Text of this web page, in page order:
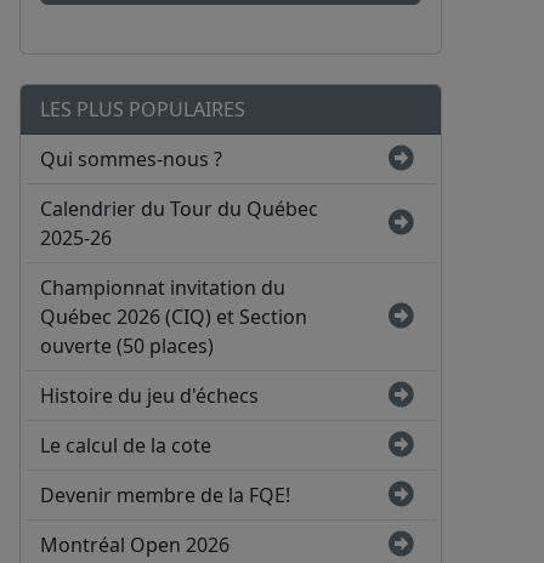
LES PLUS POPULAIRES
Qui sommes-nous ?
Calendrier du Tour du Québec
2025-26
Championnat invitation du
Québec 2026 (CIQ) et Section
ouverte (50 places)
Histoire du jeu d'échecs
Le calcul de la cote
Devenir membre de la FQE!
Montréal Open 2026